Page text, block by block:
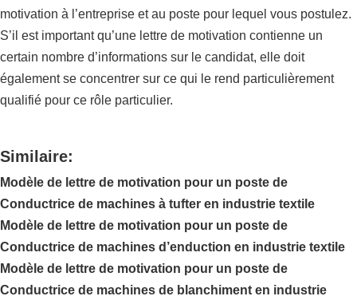
motivation à l’entreprise et au poste pour lequel vous postulez.
S’il est important qu’une lettre de motivation contienne un
certain nombre d’informations sur le candidat, elle doit
également se concentrer sur ce qui le rend particulièrement
qualifié pour ce rôle particulier.
Similaire:
Modèle de lettre de motivation pour un poste de
Conductrice de machines à tufter en industrie textile
Modèle de lettre de motivation pour un poste de
Conductrice de machines d’enduction en industrie textile
Modèle de lettre de motivation pour un poste de
Conductrice de machines de blanchiment en industrie